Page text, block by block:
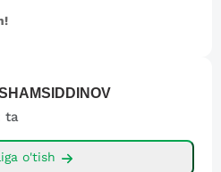
ta
o'tish